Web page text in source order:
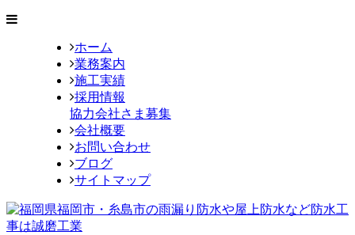
ホーム
業務案内
施工実績
採用情報
協力会社さま募集
会社概要
お問い合わせ
ブログ
サイトマップ